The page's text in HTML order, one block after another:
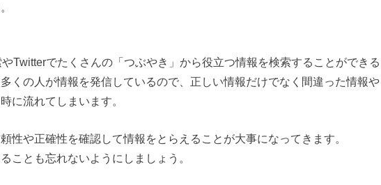
Twitterでたくさんの「つぶやき」から役立つ情報を検索することができる
くの人が情報を発信しているので、正しい情報だけでなく間違った情報や
に流れてしまいます。
性や正確性を確認して情報をとらえることが大事になってきます。
ことも忘れないようにしましょう。